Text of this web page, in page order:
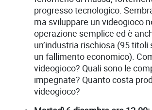
progresso tecnologico.
ma sviluppare un videogioco
operazione semplice ed è
un’industria rischiosa (95 titoli
un fallimento economico).
videogioco? Quali sono le
impegnate? Quanto costa
videogioco?